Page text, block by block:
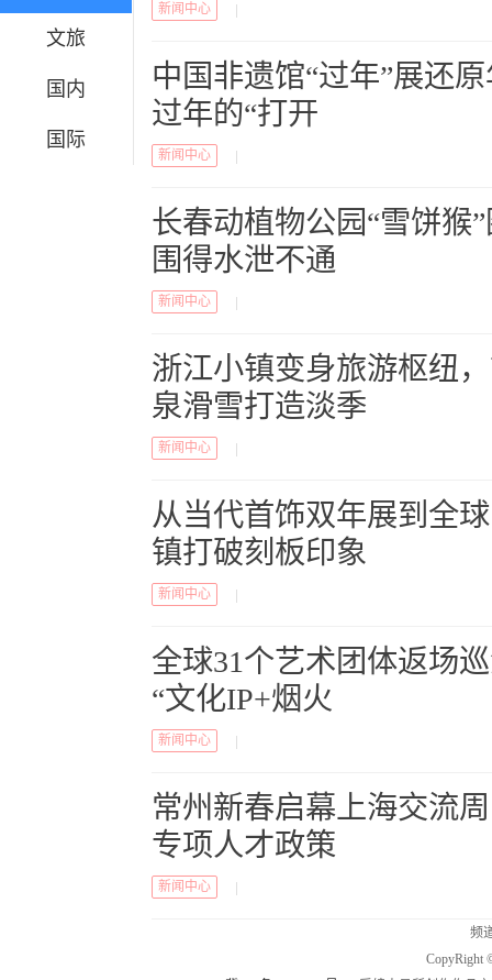
文旅
国内
国际
新闻中心
中国非遗馆“过年”展还
过年的“打开
新闻中心
长春动植物公园“雪饼猴
围得水泄不通
新闻中心
浙江小镇变身旅游枢纽
泉滑雪打造淡季
新闻中心
从当代首饰双年展到全
镇打破刻板印象
新闻中心
全球31个艺术团体返场
“文化IP+烟火
新闻中心
常州新春启幕上海交流
专项人才政策
新闻中心
频
CopyRight